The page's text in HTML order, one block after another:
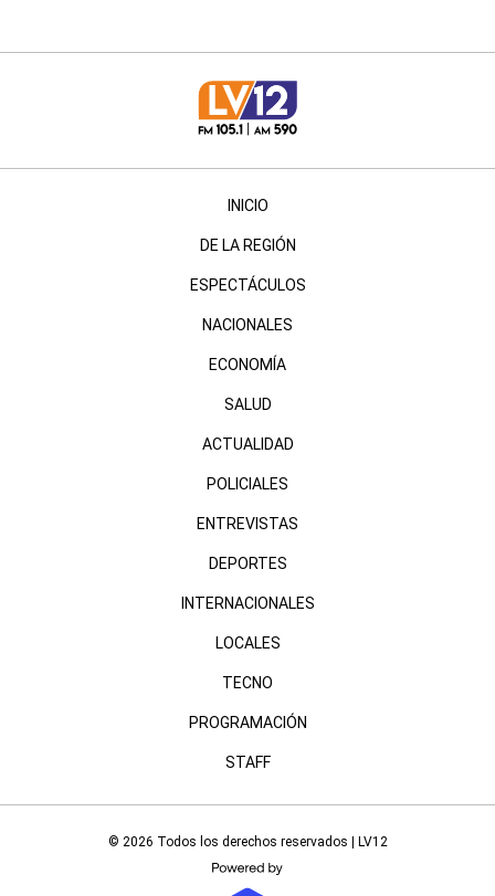
INICIO
DE LA REGIÓN
ESPECTÁCULOS
NACIONALES
ECONOMÍA
SALUD
ACTUALIDAD
POLICIALES
ENTREVISTAS
DEPORTES
INTERNACIONALES
LOCALES
TECNO
PROGRAMACIÓN
STAFF
© 2026 Todos los derechos reservados | LV12